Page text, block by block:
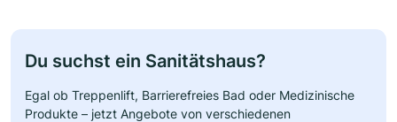
Du suchst ein Sanitätshaus?
Egal ob Treppenlift, Barrierefreies Bad oder Medizinische
Produkte – jetzt Angebote von verschiedenen